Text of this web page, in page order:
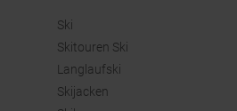
Ski
Skitouren Ski
Langlaufski
Skijacken